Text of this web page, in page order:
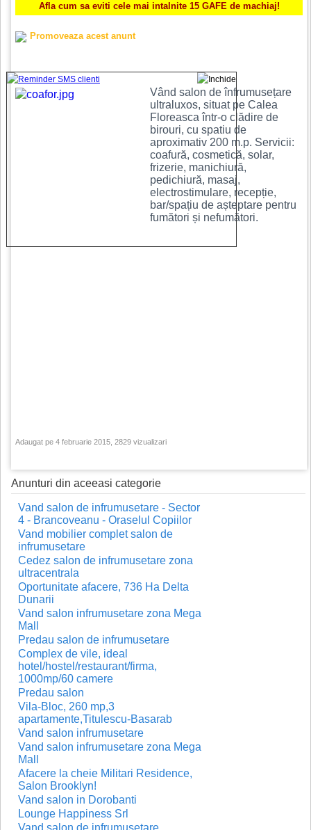
Afla cum sa eviti cele mai intalnite 15 GAFE de machiaj!
Promoveaza acest anunt
Vând salon de înfrumusețare
ultraluxos, situat pe Calea
Floreasca într-o clădire de
birouri, cu spatiu de
aproximativ 200 m.p. Servicii:
coafură, cosmetică, solar,
frizerie, manichiură,
pedichiură, masaj,
electrostimulare, recepție,
bar/spațiu de așteptare pentru
fumători și nefumători.
Adaugat pe 4 februarie 2015, 2829 vizualizari
Anunturi din aceeasi categorie
Vand salon de infrumusetare - Sector
4 - Brancoveanu - Oraselul Copiilor
Vand mobilier complet salon de
infrumusetare
Cedez salon de infrumusetare zona
ultracentrala
Oportunitate afacere, 736 Ha Delta
Dunarii
Vand salon infrumusetare zona Mega
Mall
Predau salon de infrumusetare
Complex de vile, ideal
hotel/hostel/restaurant/firma,
1000mp/60 camere
Predau salon
Vila-Bloc, 260 mp,3
apartamente,Titulescu-Basarab
Vand salon infrumusetare
Vand salon infrumusetare zona Mega
Mall
Afacere la cheie Militari Residence,
Salon Brooklyn!
Vand salon in Dorobanti
Lounge Happiness Srl
Vand salon de infrumusetare